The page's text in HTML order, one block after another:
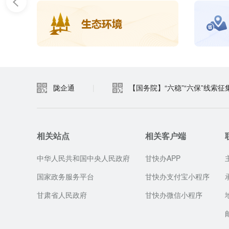
陇企通 【国务院】“六稳”“六保”线索征
相关站点
中华人民共和国中央人民政府
国家政务服务平台
甘肃省人民政府
相关客户端
甘快办APP
甘快办支付宝小程序
甘快办微信小程序